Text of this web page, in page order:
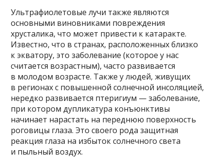
Ультрафиолетовые лучи также являются
основными виновниками повреждения
хрусталика, что может привести к катаракте.
Известно, что в странах, расположенных близко
к экватору, это заболевание (которое у нас
считается возрастным), часто развивается
в молодом возрасте. Также у людей, живущих
в регионах с повышенной солнечной инсоляцией,
нередко развивается птеригиум — заболевание,
при котором дупликатура конъюнктивы
начинает нарастать на переднюю поверхность
роговицы глаза. Это своего рода защитная
реакция глаза на избыток солнечного света
и пыльный воздух.